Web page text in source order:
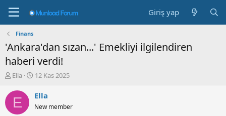
Giriş yap
Finans
'Ankara'dan sızan...' Emekliyi ilgilendiren
haberi verdi!
K
n
b
u
Ella
B
ş
a
12 Kas 2025
E Ella
New member